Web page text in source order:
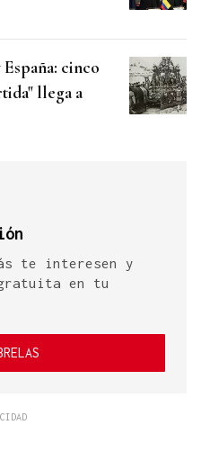
cinco
llega a
te interesen y
en tu